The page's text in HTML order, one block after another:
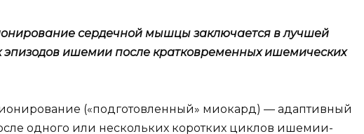
сердечной мышцы заключается в лучшей
эпизодов ишемии после кратковременных ишемических
(«подготовленный» миокард) — адаптивный
одного или нескольких коротких циклов ишемии-